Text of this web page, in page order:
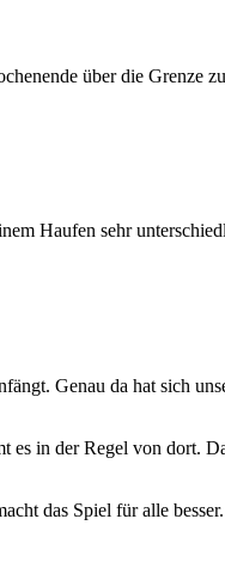
über die
Haufen sehr
Genau da hat sich
in der Regel von dort.
das Spiel für alle